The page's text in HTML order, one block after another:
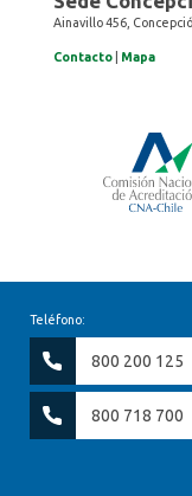
Ainavillo 456,
Contacto Mapa
Teléfono:
800 200 125
800 718 700